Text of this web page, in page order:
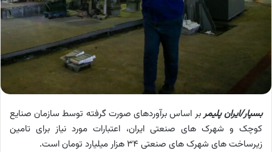
بسپار/ایران پلیمربر اساس برآوردهای صورت گرفته توسط سازمان صنایع
کوچک و شهرک های صنعتی ایران، اعتبارات مورد نیاز برای تامین
زیرساخت های شهرک های صنعتی ۳۴ هزار میلیارد تومان است.